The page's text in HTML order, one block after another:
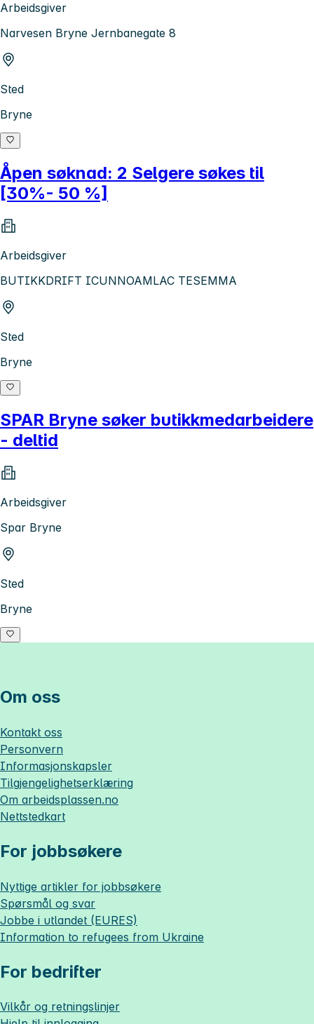
Arbeidsgiver
Narvesen Bryne Jernbanegate 8
Sted
Bryne
Åpen søknad: 2 Selgere søkes til
[30%- 50 %]
Arbeidsgiver
BUTIKKDRIFT ICUNNOAMLAC TESEMMA
Sted
Bryne
SPAR Bryne søker butikkmedarbeidere
- deltid
Arbeidsgiver
Spar Bryne
Sted
Bryne
Om oss
Kontakt oss
Personvern
Informasjonskapsler
Tilgjengelighetserklæring
Om arbeidsplassen.no
Nettstedkart
For jobbsøkere
Nyttige artikler for jobbsøkere
Spørsmål og svar
Jobbe i utlandet (EURES)
Information to refugees from Ukraine
For bedrifter
Vilkår og retningslinjer